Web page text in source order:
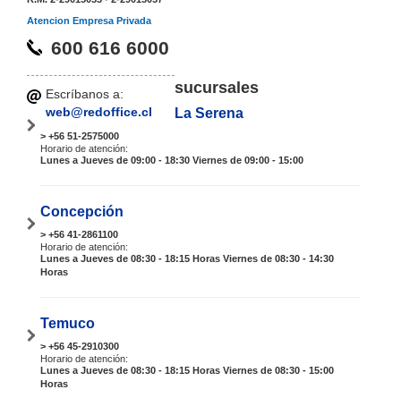
Atencion Empresa Privada
600 616 6000
Escríbanos a:
web@redoffice.cl
sucursales
La Serena
> +56 51-2575000
Horario de atención:
Lunes a Jueves de 09:00 - 18:30 Viernes de 09:00 - 15:00
Concepción
> +56 41-2861100
Horario de atención:
Lunes a Jueves de 08:30 - 18:15 Horas Viernes de 08:30 - 14:30
Horas
Temuco
> +56 45-2910300
Horario de atención:
Lunes a Jueves de 08:30 - 18:15 Horas Viernes de 08:30 - 15:00
Horas